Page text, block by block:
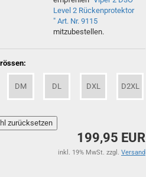
Level 2 Rückenprotektor
" Art. Nr. 9115
mitzubestellen.
DM DL DXL D2XL
199,95 EUR
inkl. 19% MwSt. zzgl. Versand